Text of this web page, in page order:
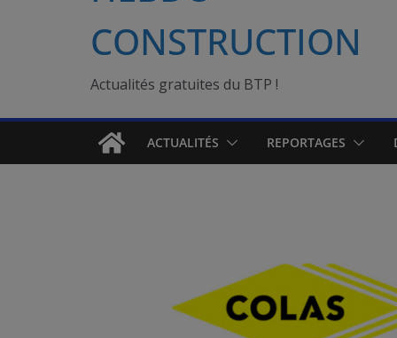
CONSTRUCTION
Actualités gratuites du BTP !
ACTUALITÉS REPORTAGES